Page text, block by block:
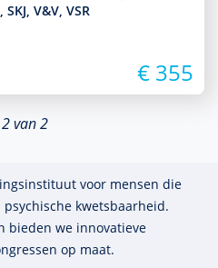
V&V, VSR
€ 355
van 2
voor mensen die
kwets­baar­heid.
bieden we innova­tieve
op maat.